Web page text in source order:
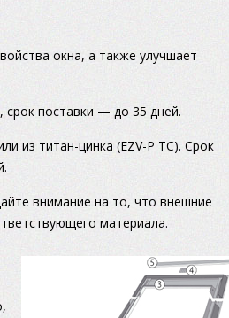
окна, а также улучшает
срок поставки — до 35 дней.
из титан-цинка (EZV-P TC). Срок
внимание на то, что внешние
материала.